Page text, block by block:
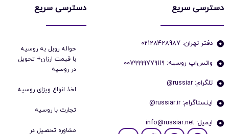
دسترسی سریع
دفتر تهران: 02128428987
واتس‌اپ روسیه: ۰۰۷۹۹۹۹۷۷۹۱۱۹
تلگرام: russiar@
اینستاگرام: russiar.ir@
ایمیل: info@russiar.net
دسترسی سریع
حواله روبل به روسیه
با قیمت ارزان+ تحویل
در روسیه
اخذ انواع ویزای روسیه
تجارت با روسیه
مشاوره تحصیل در